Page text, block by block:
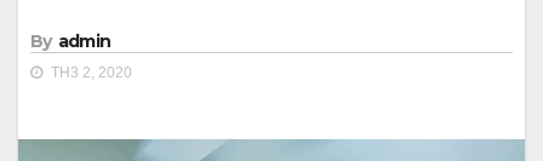
By admin
TH3 2, 2020